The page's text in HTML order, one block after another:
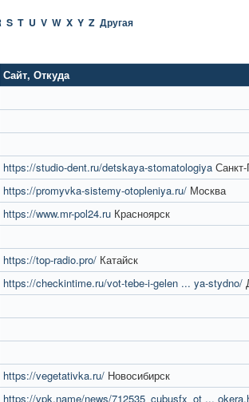
S T U V W X Y Z Другая
Сайт, Откуда
https://studio-dent.ru/detskaya-stomatologiya
https://promyvka-sistemy-otopleniya.ru/ Москва
https://www.mr-pol24.ru Красноярск
https://top-radio.pro/ Катайск
https://checkintime.ru/vot-tebe-i-gelen ... ya-stydno/
https://vegetativka.ru/ Новосибирск
https://vpk.name/news/712535_cubusfx_ot ...